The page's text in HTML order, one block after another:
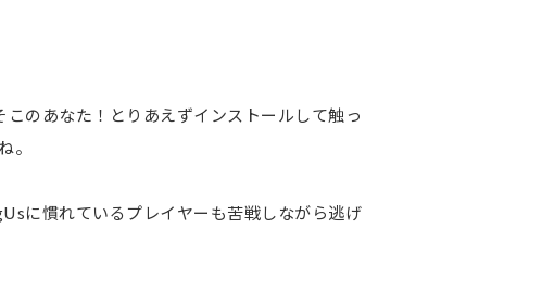
のあなた！とりあえずインストールして触っ
。
に慣れているプレイヤーも苦戦しながら逃げ